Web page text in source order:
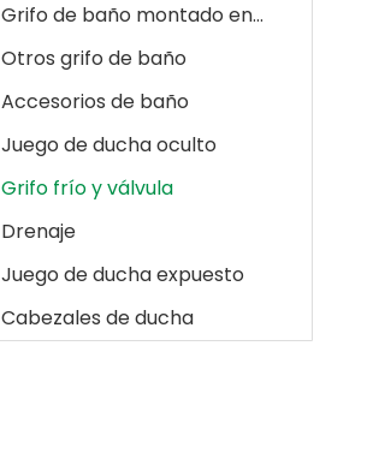
Grifo de baño montado en la pared
Otros grifo de baño
Accesorios de baño
Juego de ducha oculto
Grifo frío y válvula
Drenaje
Juego de ducha expuesto
Cabezales de ducha